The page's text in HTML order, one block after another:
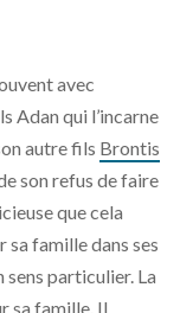
avec
Adan qui l’incarne
autre fils Brontis
son refus de faire
que cela
famille dans ses
sens particulier. La
sa famille. Il